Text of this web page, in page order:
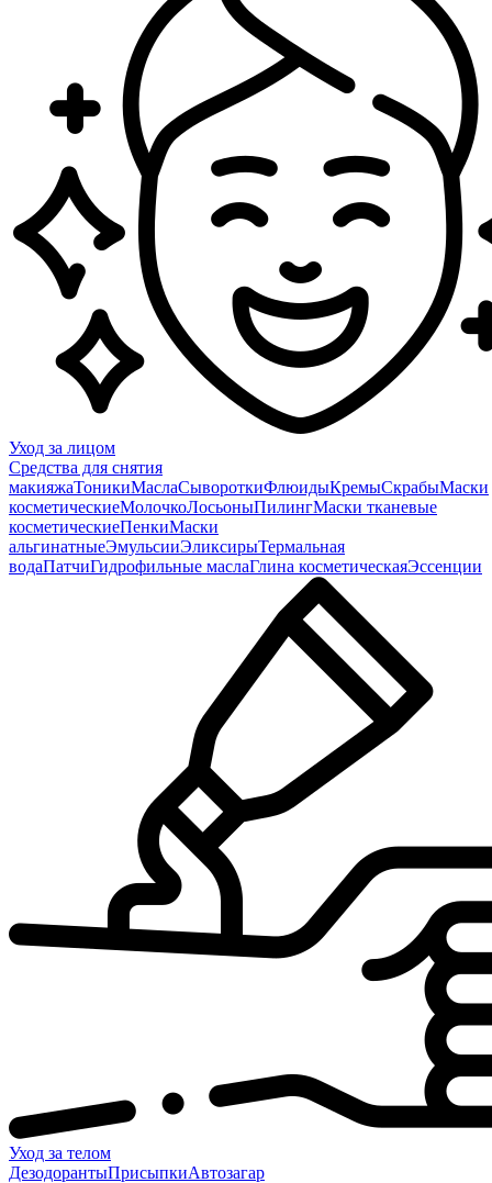
Уход за лицом
Средства для снятия
макияжаТоникиМаслаСывороткиФлюидыКремыСкрабыМаски
косметическиеМолочкоЛосьоныПилингМаски тканевые
косметическиеПенкиМаски
альгинатныеЭмульсииЭликсирыТермальная
водаПатчиГидрофильные маслаГлина косметическаяЭссенции
Уход за телом
ДезодорантыПрисыпкиАвтозагар